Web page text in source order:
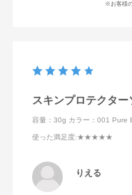
※お客様
スキンプロテクター
容量：30g カラー：001 Pure
使った満足度:★★★★★
りえる